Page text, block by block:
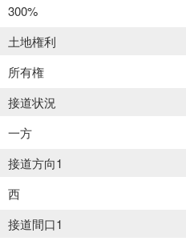
300%
土地権利
所有権
接道状況
一方
接道方向1
西
接道間口1